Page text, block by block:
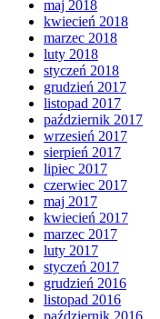
maj 2018
kwiecień 2018
marzec 2018
luty 2018
styczeń 2018
grudzień 2017
listopad 2017
październik 2017
wrzesień 2017
sierpień 2017
lipiec 2017
czerwiec 2017
maj 2017
kwiecień 2017
marzec 2017
luty 2017
styczeń 2017
grudzień 2016
listopad 2016
październik 2016